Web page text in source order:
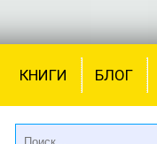
КНИГИ БЛОГ